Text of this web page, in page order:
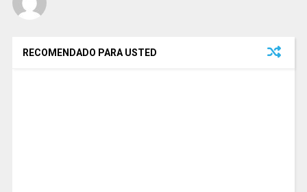
RECOMENDADO PARA USTED